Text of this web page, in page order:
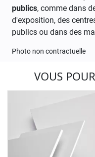
publics, comme dans
d'exposition, des
publics ou dans des
Photo non contractuelle
VOUS